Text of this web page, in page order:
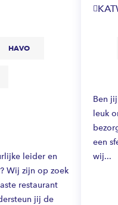
HAVO
leider en
Wij zijn op zoek
restaurant
jij de
Ben
leuk
een
wij...